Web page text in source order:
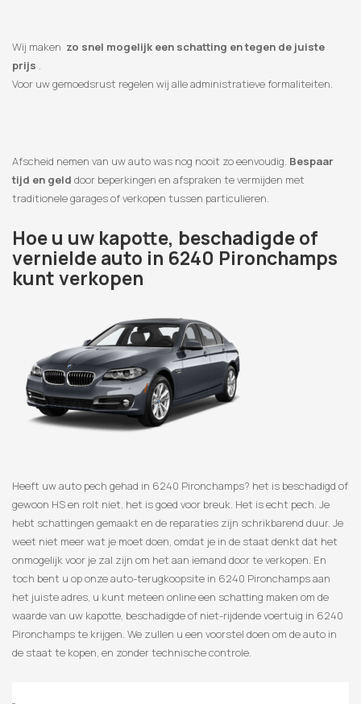
Wij maken zo snel mogelijk een schatting en tegen de juiste
prijs .
Voor uw gemoedsrust regelen wij alle administratieve formaliteiten.
Afscheid nemen van uw auto was nog nooit zo eenvoudig. Bespaar
tijd en geld door beperkingen en afspraken te vermijden met
traditionele garages of verkopen tussen particulieren.
Hoe u uw kapotte, beschadigde of
vernielde auto in 6240 Pironchamps
kunt verkopen
Heeft uw auto pech gehad in 6240 Pironchamps? het is beschadigd of
gewoon HS en rolt niet, het is goed voor breuk. Het is echt pech. Je
hebt schattingen gemaakt en de reparaties zijn schrikbarend duur. Je
weet niet meer wat je moet doen, omdat je in de staat denkt dat het
onmogelijk voor je zal zijn om het aan iemand door te verkopen. En
toch bent u op onze auto-terugkoopsite in 6240 Pironchamps aan
het juiste adres, u kunt meteen online een schatting maken om de
waarde van uw kapotte, beschadigde of niet-rijdende voertuig in 6240
Pironchamps te krijgen. We zullen u een voorstel doen om de auto in
de staat te kopen, en zonder technische controle.